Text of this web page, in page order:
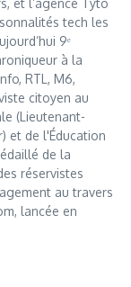
et l’agence Tyto
tech les
9ᵉ
à la
RTL, M6,
citoyen au
(Lieutenant-
et de l'Éducation
de la
réservistes
au travers
lancée en